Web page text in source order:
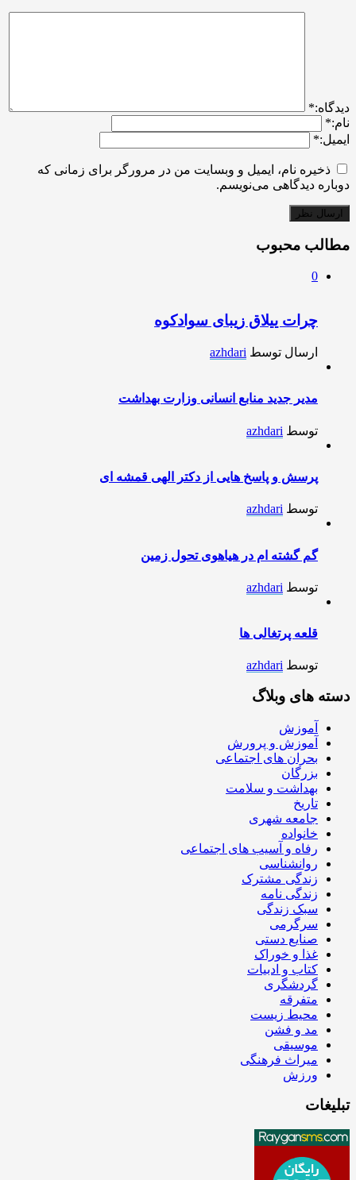
ديدگاه:*
نام:*
ایمیل:*
ذخیره نام، ایمیل و وبسایت من در مرورگر برای زمانی که
دوباره دیدگاهی می‌نویسم.
مطالب محبوب
0
چرات ییلاق زیبای سوادکوه
ارسال توسط azhdari
مدیر جدید منابع انسانی وزارت بهداشت
توسط azhdari
پرسش و پاسخ هایی از دکتر الهی قمشه ای
توسط azhdari
گم گشته ام در هیاهوی تحول زمین
توسط azhdari
قلعه پرتغالی ها
توسط azhdari
دسته های وبلاگ
آموزش
آموزش و پرورش
بحران های اجتماعی
بزرگان
بهداشت و سلامت
تاریخ
جامعه شهری
خانواده
رفاه و آسیب های اجتماعی
روانشناسی
زندگی مشترک
زندگی نامه
سبک زندگی
سرگرمی
صنایع دستی
غذا و خوراک
کتاب و ادبیات
گردشگری
متفرقه
محیط زیست
مد و فشن
موسیقی
میراث فرهنگی
ورزش
تبلیغات